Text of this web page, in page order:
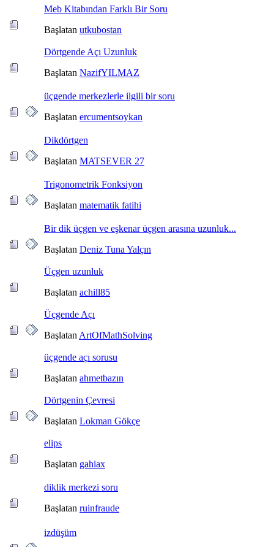
Meb Kitabından Farklı Bir Soru
Başlatan utkubostan
Dörtgende Açı Uzunluk
Başlatan NazifYILMAZ
üçgende merkezlerle ilgili bir soru
Başlatan ercumentsoykan
Dikdörtgen
Başlatan MATSEVER 27
Trigonometrik Fonksiyon
Başlatan matematik fatihi
Bir dik üçgen ve eşkenar üçgen arasına uzunluk...
Başlatan Deniz Tuna Yalçın
Üçgen uzunluk
Başlatan achill85
Üçgende Açı
Başlatan ArtOfMathSolving
üçgende açı sorusu
Başlatan ahmetbazın
Dörtgenin Çevresi
Başlatan Lokman Gökçe
elips
Başlatan gahiax
diklik merkezi soru
Başlatan ruinfraude
izdüşüm